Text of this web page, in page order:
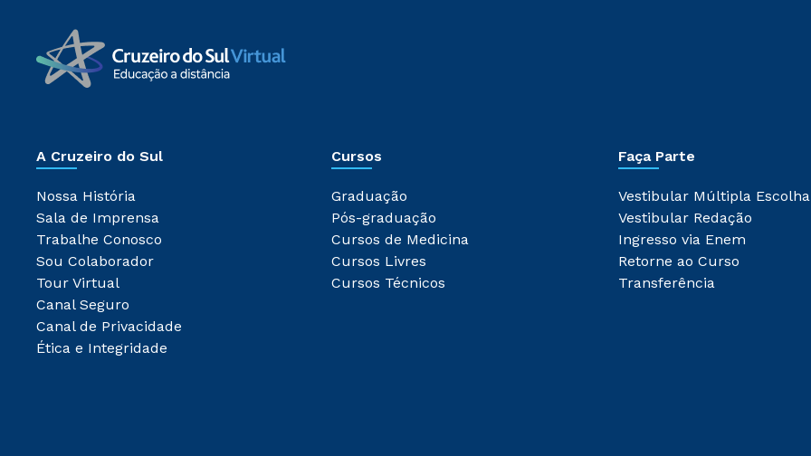
A Cruzeiro do Sul
Nossa História
Sala de Imprensa
Trabalhe Conosco
Sou Colaborador
Tour Virtual
Canal Seguro
Canal de Privacidade
Ética e Integridade
Cursos
Graduação
Pós-graduação
Cursos de Medicina
Cursos Livres
Cursos Técnicos
Faça Parte
Vestibular Múltipla Escolha
Vestibular Redação
Ingresso via Enem
Retorne ao Curso
Transferência